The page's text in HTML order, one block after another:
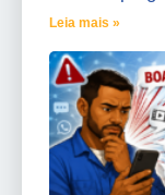
Leia mais »